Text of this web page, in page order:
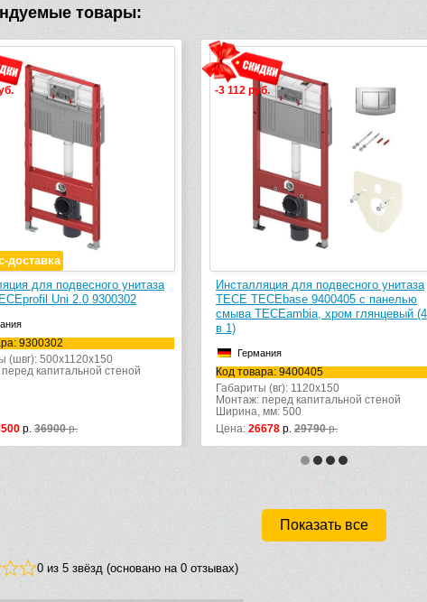
товары:
для подвесного унитаза
9400405 с панелью
9400405
р.29790р.
-11 400 руб.
Инсталляция для подвесного унитаза
TECE TECEbase 9400412 с панелью
смыва TECEnow, хром глянцевый (4 в
1)
Германия
Код товара: 9400412
Габариты (вг): 1120x150
Монтаж: перед капитальной стеной
Ширина, мм: 500
Цена:17490 р.28890р.
Показать все
0 из 5 звёзд (основано на 0 отзывах)